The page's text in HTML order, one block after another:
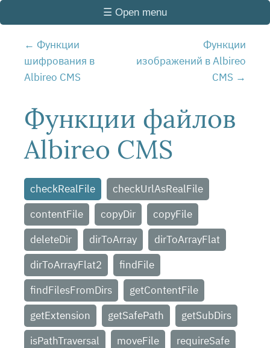
☰ Open menu
Функции
шифрования в
Albireo CMS
Функции
изображений в Albireo
CMS
Функции файлов
Albireo CMS
checkRealFile
checkUrlAsRealFile
contentFile
copyDir
copyFile
deleteDir
dirToArray
dirToArrayFlat
dirToArrayFlat2
findFile
findFilesFromDirs
getContentFile
getExtension
getSafePath
getSubDirs
isPathTraversal
moveFile requireSafe